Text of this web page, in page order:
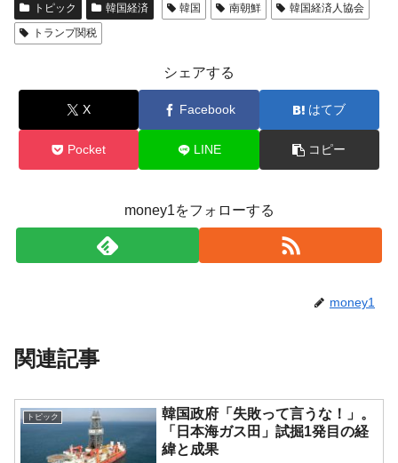
トピック 韓国経済 韓国 南朝鮮
韓国経済人協会
トランプ関税
シェアする
X Facebook はてブ
Pocket LINE コピー
money1をフォローする
money1
関連記事
トピック
韓国政府「失敗って言うな！」。
「日本海ガス田」試掘1発目の経
緯と成果